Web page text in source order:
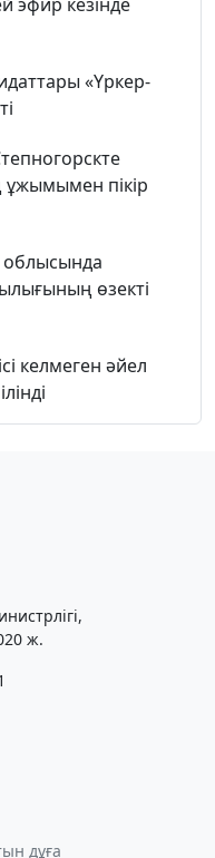
«Үркер-
пікір
облысында
өзекті
келмеген әйел
ж.
дұға